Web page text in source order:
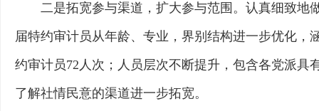
二是拓宽参与渠道，扩大参与范围。认真细致地
届特约审计员从年龄、专业，界别结构进一步优化
约审计员72人次；人员层次不断提升，包含各党派
了解社情民意的渠道进一步拓宽。